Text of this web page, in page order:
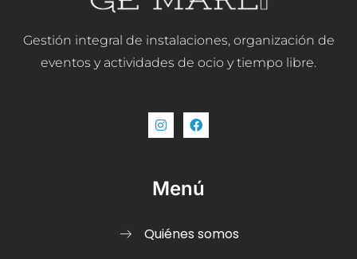
Gestión integral de instalaciones, organización de
eventos y actividades de ocio y tiempo libre.
Menú
Quiénes somos